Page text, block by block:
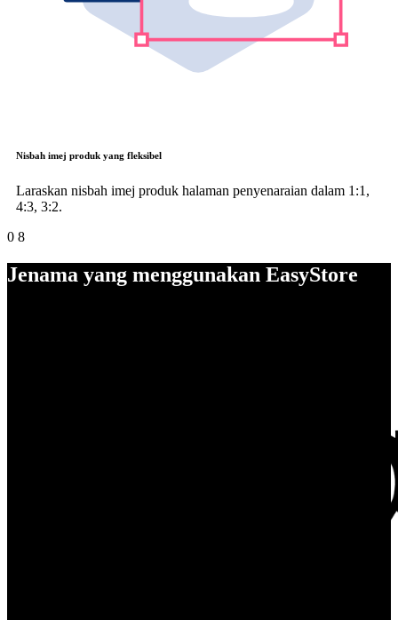
Nisbah imej produk yang fleksibel
Laraskan nisbah imej produk halaman penyenaraian dalam 1:1,
4:3, 3:2.
0 8
Jenama yang menggunakan EasyStore